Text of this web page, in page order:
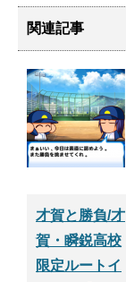
関連記事
才賀と勝負/才
賀・瞬鋭高校
限定ルートイ